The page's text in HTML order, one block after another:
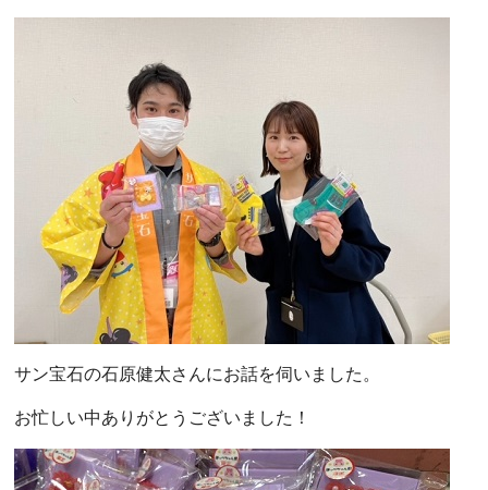
サン宝石の石原健太さんにお話を伺いました。
お忙しい中ありがとうございました！